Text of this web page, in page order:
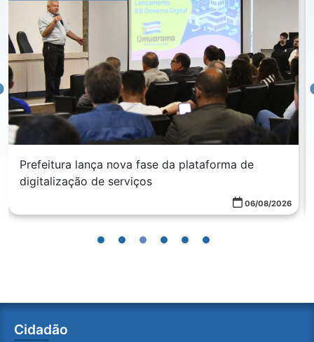
Prefeitura lança nova fase da plataforma de
digitalização de serviços
06/08/2026
Cidadão